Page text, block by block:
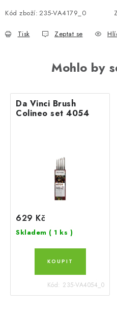
Kód zboží: 235-VA4179_0
Tisk Zeptat se
Mohlo by
Da Vinci Brush
Colineo set 4054
629 Kč
Skladem ( 1 ks )
Kód: 235-VA4054_0